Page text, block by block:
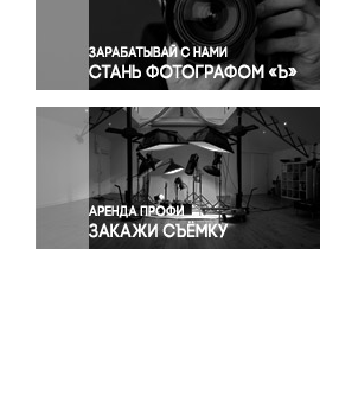
Правосудие
Происшествия и конфликты
Религия
Светская жизнь
Спорт
Экология
Экономика и бизнес